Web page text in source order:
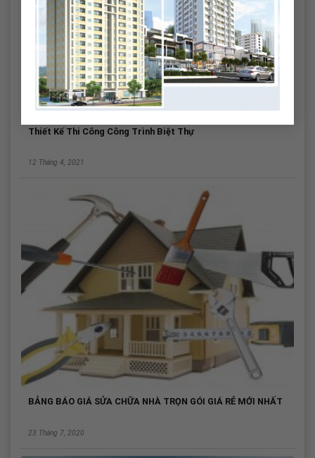
Thiết Kế Thi Công Công Trình Biệt Thự
12 Tháng 4, 2021
BẢNG BÁO GIÁ SỬA CHỮA NHÀ TRỌN GÓI GIÁ RẺ MỚI NHẤT
23 Tháng 7, 2020